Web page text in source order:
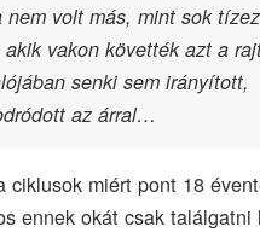
nem volt más, mint sok
vakon követték azt a
senki sem irányított,
az árral…
ciklusok miért pont 18
ennek okát csak találgatni